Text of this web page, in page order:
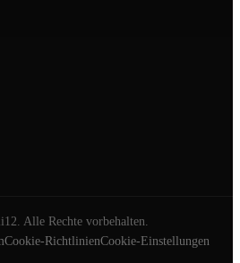
Alle Rechte vorbehalten.
Cookie-RichtlinienCookie-Einstellungen